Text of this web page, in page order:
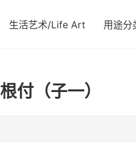
生活艺术/Life Art 用途分
付（子一）